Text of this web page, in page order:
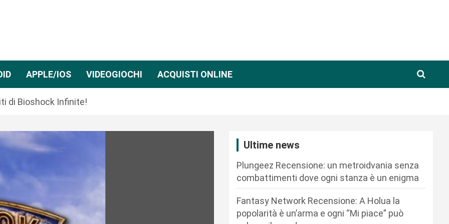
APPLE/IOS VIDEOGIOCHI ACQUISTI ONLINE
di Bioshock Infinite!
Ultime news
Plungeez Recensione: un metroidvania senza
combattimenti dove ogni stanza è un enigma
Fantasy Network Recensione: A Holua la
popolarità è un’arma e ogni “Mi piace” può